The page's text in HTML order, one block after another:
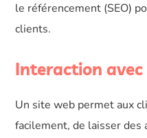
le référencement (SEO)
clients.
Interaction avec
Un site web permet aux
facilement, de laisser des